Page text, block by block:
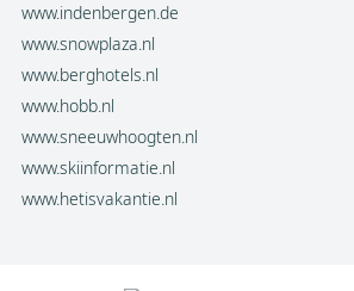
www.indenbergen.de
www.snowplaza.nl
www.berghotels.nl
www.hobb.nl
www.sneeuwhoogten.nl
www.skiinformatie.nl
www.hetisvakantie.nl